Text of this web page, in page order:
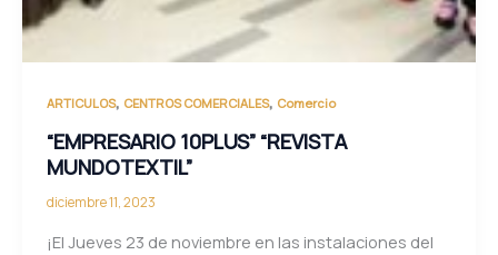
ARTICULOS, CENTROS COMERCIALES, Comercio
“EMPRESARIO 10PLUS” “REVISTA
MUNDOTEXTIL”
diciembre 11, 2023
¡El Jueves 23 de noviembre en las instalaciones del